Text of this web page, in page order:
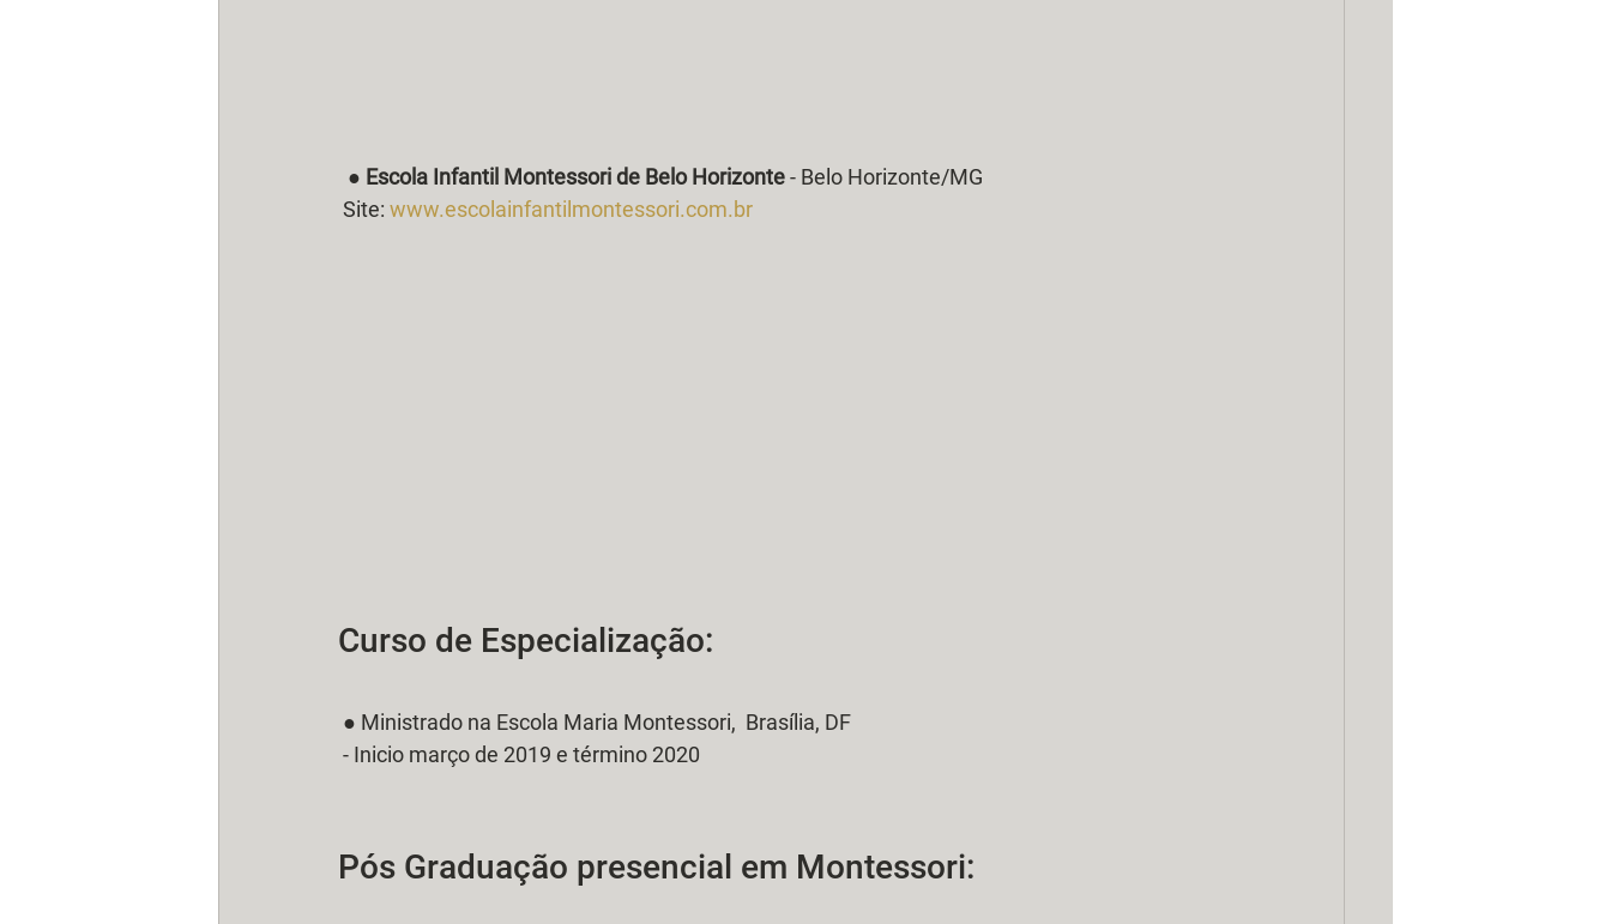
  ●
Escola Infantil Montessori de Belo Horizonte - Belo Horizonte/MG
Site: www.escolainfantilmontessori.com.br
Curso de Especialização:
● Ministrado na Escola Maria Montessori,  Brasília, DF
- Inicio março de 2019 e término 2020
Pós Graduação presencial em Montessori: